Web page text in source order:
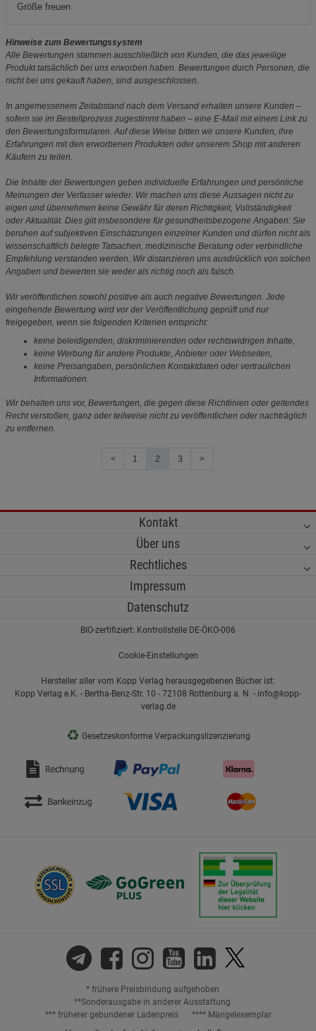
Größe freuen
Hinweise zum Bewertungssystem
Alle Bewertungen stammen ausschließlich von Kunden, die das jeweilige
Produkt tatsächlich bei uns erworben haben. Bewertungen durch Personen, die
nicht bei uns gekauft haben, sind ausgeschlossen.
In angemessenem Zeitabstand nach dem Versand erhalten unsere Kunden –
sofern sie im Bestellprozess zugestimmt haben – eine E-Mail mit einem Link zu
den Bewertungsformularen. Auf diese Weise bitten wir unsere Kunden, ihre
Erfahrungen mit den erworbenen Produkten oder unserem Shop mit anderen
Käufern zu teilen.
Die Inhalte der Bewertungen geben individuelle Erfahrungen und persönliche
Meinungen der Verfasser wieder. Wir machen uns diese Aussagen nicht zu
eigen und übernehmen keine Gewähr für deren Richtigkeit, Vollständigkeit
oder Aktualität. Dies gilt insbesondere für gesundheitsbezogene Angaben: Sie
beruhen auf subjektiven Einschätzungen einzelner Kunden und dürfen nicht als
wissenschaftlich belegte Tatsachen, medizinische Beratung oder verbindliche
Empfehlung verstanden werden. Wir distanzieren uns ausdrücklich von solchen
Angaben und bewerten sie weder als richtig noch als falsch.
Wir veröffentlichen sowohl positive als auch negative Bewertungen. Jede
eingehende Bewertung wird vor der Veröffentlichung geprüft und nur
freigegeben, wenn sie folgenden Kriterien entspricht:
keine beleidigenden, diskriminierenden oder rechtswidrigen Inhalte,
keine Werbung für andere Produkte, Anbieter oder Webseiten,
keine Preisangaben, persönlichen Kontaktdaten oder vertraulichen
Informationen.
Wir behalten uns vor, Bewertungen, die gegen diese Richtlinien oder geltendes
Recht verstoßen, ganz oder teilweise nicht zu veröffentlichen oder nachträglich
zu entfernen.
< 1 2 3 >
Kontakt
Über uns
Rechtliches
Impressum
Datenschutz
BIO-zertifiziert: Kontrollstelle DE-ÖKO-006
Cookie-Einstellungen
Hersteller aller vom Kopp Verlag herausgegebenen Bücher ist:
Kopp Verlag e.K. - Bertha-Benz-Str. 10 - 72108 Rottenburg a. N. - info@kopp-
verlag.de
♻ Gesetzeskonforme Verpackungslizenzierung
* frühere Preisbindung aufgehoben
**Sonderausgabe in anderer Ausstattung
*** früherer gebundener Ladenpreis
**** Mängelexemplar